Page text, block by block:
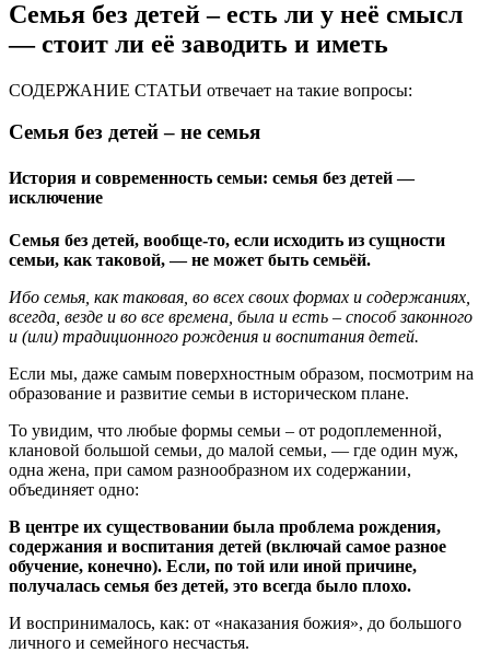
Семья без детей – есть ли у неё смысл
— стоит ли её заводить и иметь
СОДЕРЖАНИЕ СТАТЬИ отвечает на такие вопросы:
Семья без детей – не семья
История и современность семьи: семья без детей —
исключение
Семья без детей, вообще-то, если исходить из сущности
семьи, как таковой, — не может быть семьёй.
Ибо семья, как таковая, во всех своих формах и содержаниях,
всегда, везде и во все времена, была и есть – способ законного
и (или) традиционного рождения и воспитания детей.
Если мы, даже самым поверхностным образом, посмотрим на
образование и развитие семьи в историческом плане.
То увидим, что любые формы семьи – от родоплеменной,
клановой большой семьи, до малой семьи, — где один муж,
одна жена, при самом разнообразном их содержании,
объединяет одно:
В центре их существовании была проблема рождения,
содержания и воспитания детей (включай самое разное
обучение, конечно). Если, по той или иной причине,
получалась семья без детей, это всегда было плохо.
И воспринималось, как: от «наказания божия», до большого
личного и семейного несчастья.